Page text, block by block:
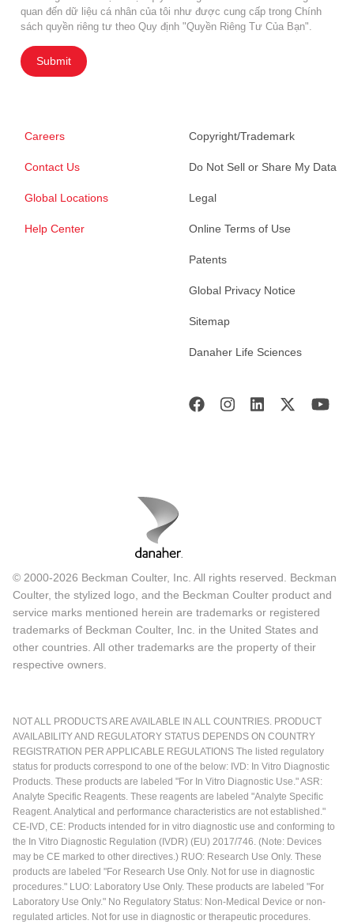
quan đến dữ liệu cá nhân của tôi như được cung cấp trong Chính
sách quyền riêng tư theo Quy định "Quyền Riêng Tư Của Bạn".
Submit
Careers
Contact Us
Global Locations
Help Center
Copyright/Trademark
Do Not Sell or Share My Data
Legal
Online Terms of Use
Patents
Global Privacy Notice
Sitemap
Danaher Life Sciences
© 2000-2026 Beckman Coulter, Inc. All rights reserved. Beckman
Coulter, the stylized logo, and the Beckman Coulter product and
service marks mentioned herein are trademarks or registered
trademarks of Beckman Coulter, Inc. in the United States and
other countries. All other trademarks are the property of their
respective owners.
NOT ALL PRODUCTS ARE AVAILABLE IN ALL COUNTRIES. PRODUCT
AVAILABILITY AND REGULATORY STATUS DEPENDS ON COUNTRY
REGISTRATION PER APPLICABLE REGULATIONS The listed regulatory
status for products correspond to one of the below: IVD: In Vitro Diagnostic
Products. These products are labeled "For In Vitro Diagnostic Use." ASR:
Analyte Specific Reagents. These reagents are labeled "Analyte Specific
Reagent. Analytical and performance characteristics are not established."
CE-IVD, CE: Products intended for in vitro diagnostic use and conforming to
the In Vitro Diagnostic Regulation (IVDR) (EU) 2017/746. (Note: Devices
may be CE marked to other directives.) RUO: Research Use Only. These
products are labeled "For Research Use Only. Not for use in diagnostic
procedures." LUO: Laboratory Use Only. These products are labeled "For
Laboratory Use Only." No Regulatory Status: Non-Medical Device or non-
regulated articles. Not for use in diagnostic or therapeutic procedures.